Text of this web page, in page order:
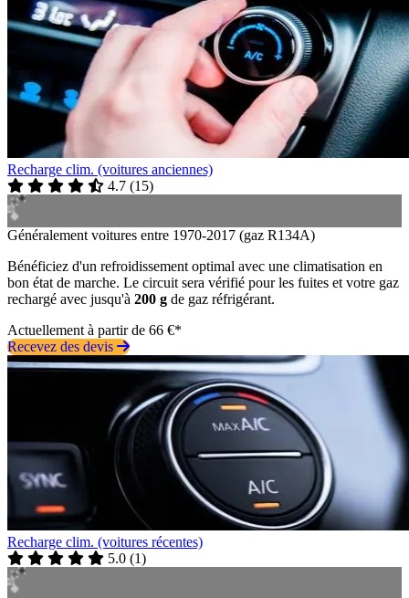
Recharge clim. (voitures anciennes)
4.7 (15)
Généralement voitures entre 1970-2017 (gaz R134A)
Bénéficiez d'un refroidissement optimal avec une climatisation en
bon état de marche. Le circuit sera vérifié pour les fuites et votre gaz
rechargé avec jusqu'à 200 g de gaz réfrigérant.
Actuellement à partir de 66 €*
Recevez des devis
Recharge clim. (voitures récentes)
5.0 (1)